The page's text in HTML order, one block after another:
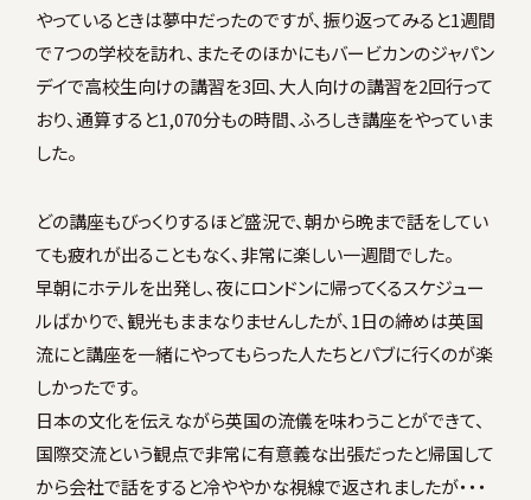
やっているときは夢中だったのですが、振り返ってみると1週間
で７つの学校を訪れ、またそのほかにもバービカンのジャパン
デイで高校生向けの講習を3回、大人向けの講習を2回行って
おり、通算すると1,070分もの時間、ふろしき講座をやっていま
した。
どの講座もびっくりするほど盛況で、朝から晩まで話をしてい
ても疲れが出ることもなく、非常に楽しい一週間でした。
早朝にホテルを出発し、夜にロンドンに帰ってくるスケジュー
ルばかりで、観光もままなりませんしたが、1日の締めは英国
流にと講座を一緒にやってもらった人たちとパブに行くのが楽
しかったです。
日本の文化を伝えながら英国の流儀を味わうことができて、
国際交流という観点で非常に有意義な出張だったと帰国して
から会社で話をすると冷ややかな視線で返されましたが・・・